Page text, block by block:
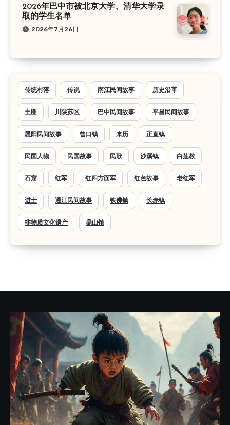
2026年巴中市被北京大学、清华大学录
取的学生名单
2026年7月26日
传统村落 传说 南江民间故事 历史沿革
土匪 川陕苏区 巴中民间故事 平昌民间故事
恩阳民间故事 曾口镇 来历 正直镇
民国人物 民国故事 民歌 沙溪镇 白莲教
石窟 红军 红四方面军 红色故事 老红军
进士 通江民间故事 铁佛镇 长赤镇
非物质文化遗产 鼎山镇